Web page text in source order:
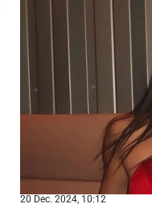
20 Dec. 2024, 10:12